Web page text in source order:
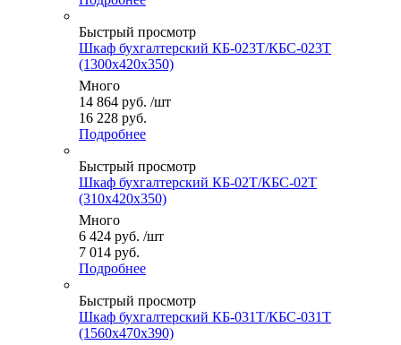
Быстрый просмотр
Шкаф бухгалтерский КБ-023Т/КБС-023Т
(1300x420x350)
Много
14 864 руб. /шт
16 228 руб.
Подробнее
Быстрый просмотр
Шкаф бухгалтерский КБ-02Т/КБС-02Т
(310x420x350)
Много
6 424 руб. /шт
7 014 руб.
Подробнее
Быстрый просмотр
Шкаф бухгалтерский КБ-031Т/КБС-031Т
(1560x470x390)